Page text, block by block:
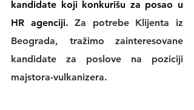
HR agenciji. Za potrebe Klijenta iz
Beograda, tražimo zainteresovane
kandidate za poslove na poziciji
majstora-vulkanizera.